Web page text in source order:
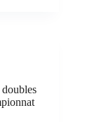
doubles